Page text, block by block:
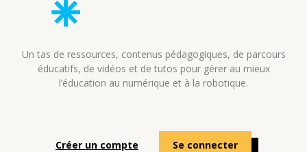
Un tas de ressources, contenus pédagogiques, de parcours
éducatifs, de vidéos et de tutos pour gérer au mieux
l’éducation au numérique et à la robotique.
Créer un compte Se connecter